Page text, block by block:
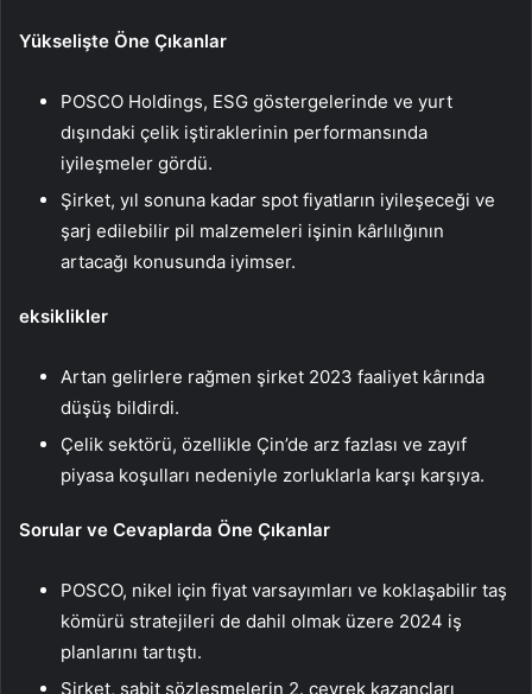
Yükselişte Öne Çıkanlar
POSCO Holdings, ESG göstergelerinde ve yurt
dışındaki çelik iştiraklerinin performansında
iyileşmeler gördü.
Şirket, yıl sonuna kadar spot fiyatların iyileşeceği ve
şarj edilebilir pil malzemeleri işinin kârlılığının
artacağı konusunda iyimser.
eksiklikler
Artan gelirlere rağmen şirket 2023 faaliyet kârında
düşüş bildirdi.
Çelik sektörü, özellikle Çin’de arz fazlası ve zayıf
piyasa koşulları nedeniyle zorluklarla karşı karşıya.
Sorular ve Cevaplarda Öne Çıkanlar
POSCO, nikel için fiyat varsayımları ve koklaşabilir taş
kömürü stratejileri de dahil olmak üzere 2024 iş
planlarını tartıştı.
Şirket, sabit sözleşmelerin 2. çeyrek kazançları